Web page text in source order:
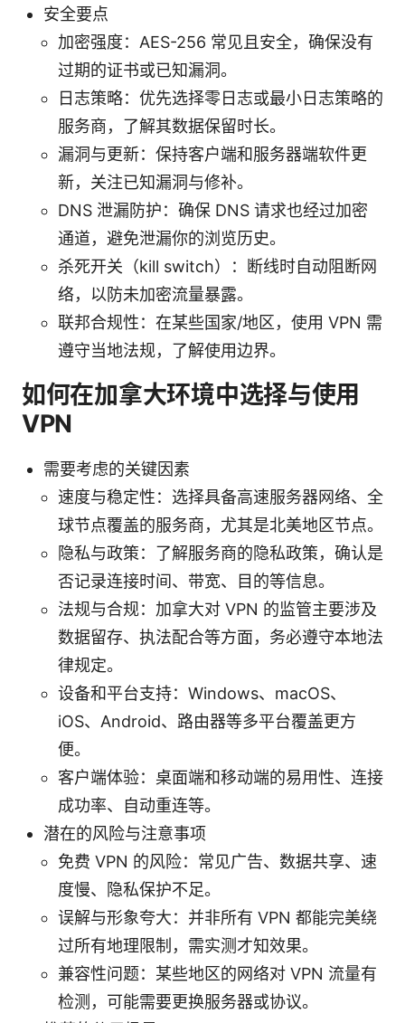
安全要点
加密强度：AES-256 常见且安全，确保没有
过期的证书或已知漏洞。
日志策略：优先选择零日志或最小日志策略的
服务商，了解其数据保留时长。
漏洞与更新：保持客户端和服务器端软件更
新，关注已知漏洞与修补。
DNS 泄漏防护：确保 DNS 请求也经过加密
通道，避免泄漏你的浏览历史。
杀死开关（kill switch）：断线时自动阻断网
络，以防未加密流量暴露。
联邦合规性：在某些国家/地区，使用 VPN 需
遵守当地法规，了解使用边界。
如何在加拿大环境中选择与使用
VPN
需要考虑的关键因素
速度与稳定性：选择具备高速服务器网络、全
球节点覆盖的服务商，尤其是北美地区节点。
隐私与政策：了解服务商的隐私政策，确认是
否记录连接时间、带宽、目的等信息。
法规与合规：加拿大对 VPN 的监管主要涉及
数据留存、执法配合等方面，务必遵守本地法
律规定。
设备和平台支持：Windows、macOS、
iOS、Android、路由器等多平台覆盖更方
便。
客户端体验：桌面端和移动端的易用性、连接
成功率、自动重连等。
潜在的风险与注意事项
免费 VPN 的风险：常见广告、数据共享、速
度慢、隐私保护不足。
误解与形象夸大：并非所有 VPN 都能完美绕
过所有地理限制，需实测才知效果。
兼容性问题：某些地区的网络对 VPN 流量有
检测，可能需要更换服务器或协议。